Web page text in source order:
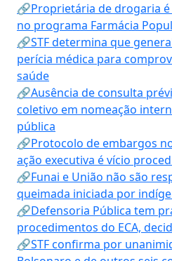
🔗Proprietária de drogaria
no programa Farmácia
🔗STF determina que
perícia médica para
saúde
🔗Ausência de consulta
coletivo em nomeação
pública
🔗Protocolo de embargos
ação executiva é vício
🔗Funai e União não são
queimada iniciada por
🔗Defensoria Pública tem
procedimentos do ECA,
🔗STF confirma por